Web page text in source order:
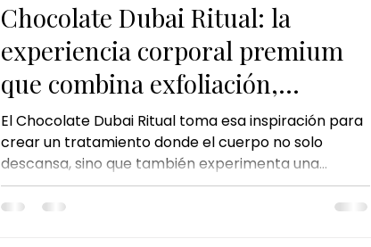
Chocolate Dubai Ritual: la
experiencia corporal premium
que combina exfoliación,
envoltura y masaje
El Chocolate Dubai Ritual toma esa inspiración para
crear un tratamiento donde el cuerpo no solo
descansa, sino que también experimenta una
transformación visible en la piel. Porque el nuevo lujo
no consiste únicamente en verse bien. Consiste en